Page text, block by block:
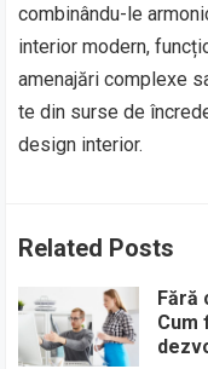
combinându-le
interior modern,
amenajări complexe
te din surse de
design interior.
Related Posts
Fără
Cum